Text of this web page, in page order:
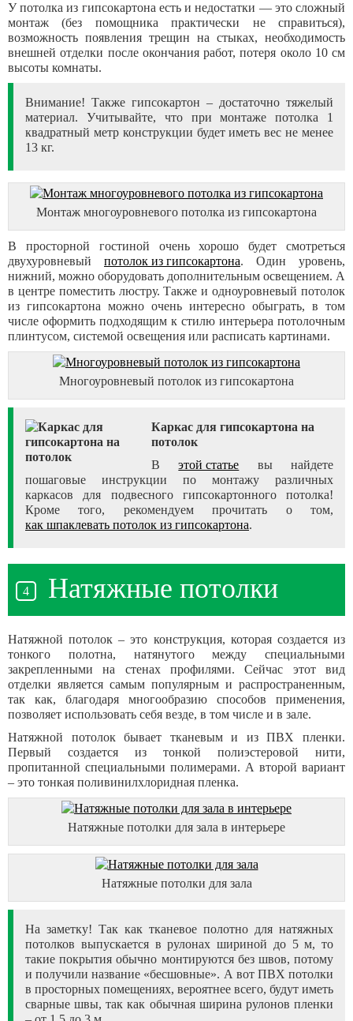
У потолка из гипсокартона есть и недостатки — это сложный
монтаж (без помощника практически не справиться),
возможность появления трещин на стыках, необходимость
внешней отделки после окончания работ, потеря около 10 см
высоты комнаты.
Внимание! Также гипсокартон – достаточно тяжелый
материал. Учитывайте, что при монтаже потолка 1
квадратный метр конструкции будет иметь вес не менее
13 кг.
Монтаж многоуровневого потолка из гипсокартона
В просторной гостиной очень хорошо будет смотреться
двухуровневый потолок из гипсокартона. Один уровень,
нижний, можно оборудовать дополнительным освещением. А
в центре поместить люстру. Также и одноуровневый потолок
из гипсокартона можно очень интересно обыграть, в том
числе оформить подходящим к стилю интерьера потолочным
плинтусом, системой освещения или расписать картинами.
Многоуровневый потолок из гипсокартона
Каркас для гипсокартона на
потолок
Вэтой статье вы найдете
пошаговые инструкции по монтажу различных
каркасов для подвесного гипсокартонного потолка!
Кроме того, рекомендуем прочитать о том,
как шпаклевать потолок из гипсокартона.
Натяжные потолки
Натяжной потолок – это конструкция, которая создается из
тонкого полотна, натянутого между специальными
закрепленными на стенах профилями. Сейчас этот вид
отделки является самым популярным и распространенным,
так как, благодаря многообразию способов применения,
позволяет использовать себя везде, в том числе и в зале.
Натяжной потолок бывает тканевым и из ПВХ пленки.
Первый создается из тонкой полиэстеровой нити,
пропитанной специальными полимерами. А второй вариант
– это тонкая поливинилхлоридная пленка.
Натяжные потолки для зала в интерьере
Натяжные потолки для зала
На заметку! Так как тканевое полотно для натяжных
потолков выпускается в рулонах шириной до 5 м, то
такие покрытия обычно монтируются без швов, потому
и получили название «бесшовные». А вот ПВХ потолки
в просторных помещениях, вероятнее всего, будут иметь
сварные швы, так как обычная ширина рулонов пленки